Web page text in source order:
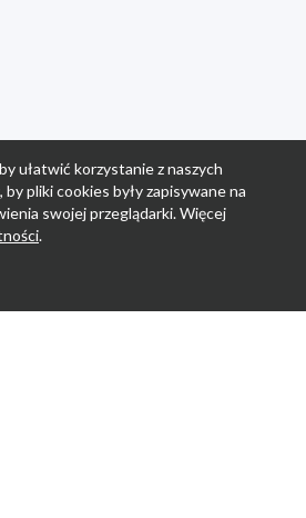
ułatwić korzystanie z naszych
pliki cookies były zapisywane na
swojej przeglądarki. Więcej
.